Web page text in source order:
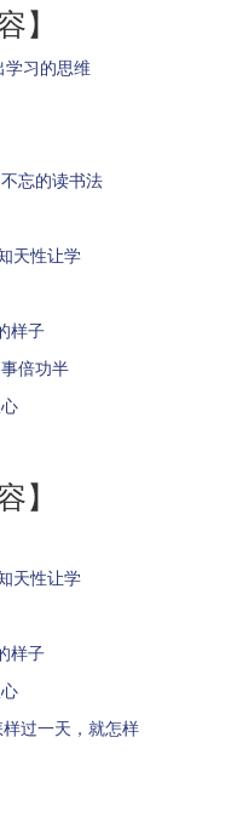
】
学习的思维
忘的读书法
天性让学
样子
倍功半
】
天性让学
样子
过一天，就怎样